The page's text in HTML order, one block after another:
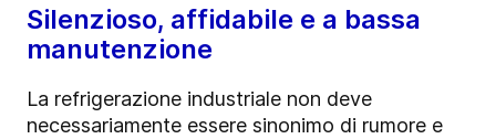
Silenzioso, affidabile e a bassa
manutenzione
La refrigerazione industriale non deve
necessariamente essere sinonimo di rumore e